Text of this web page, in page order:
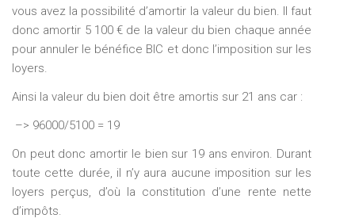
vous avez la possibilité d’amortir la valeur du bien. Il faut
donc amortir 5 100 € de la valeur du bien chaque année
pour annuler le bénéfice BIC et donc l’imposition sur les
loyers.
Ainsi la valeur du bien doit être amortis sur 21 ans car :
–> 96000/5100 = 19
On peut donc amortir le bien sur 19 ans environ. Durant
toute cette durée, il n’y aura aucune imposition sur les
loyers perçus, d’où la constitution d’une rente nette
d’impôts.